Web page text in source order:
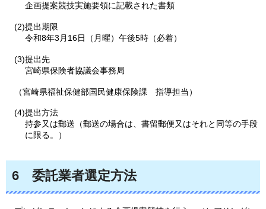
企画提案競技実施要領に記載された書類
(2)提出期限
令和8年3月16日（月曜）午後5時（必着）
(3)提出先
宮崎県保険者協議会事務局
（宮崎県福祉保健部国民健康保険課 指導担当）
(4)提出方法
持参又は郵送（郵送の場合は、書留郵便又はそれと同等の手段
に限る。）
6 委託業者選定方法